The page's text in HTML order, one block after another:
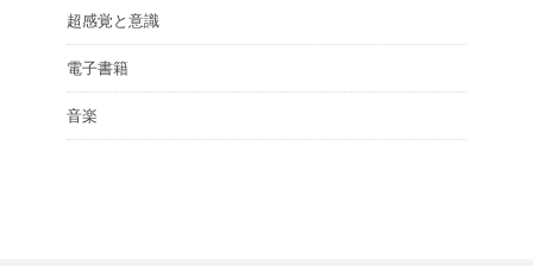
超感覚と意識
電子書籍
音楽